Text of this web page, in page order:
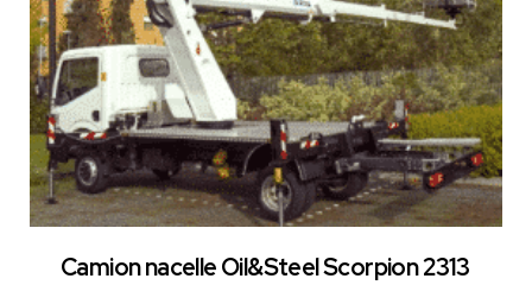
Camion nacelle Oil&Steel Scorpion 2313